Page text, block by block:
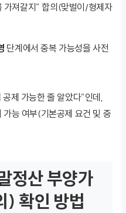
가져갈지” 합의(맞벌이/형제자
단계에서 중복 가능성을 사전
제 가능한 줄 알았다”인데,
능 여부(기본공제 요건 및 중
정산 부양가
) 확인 방법